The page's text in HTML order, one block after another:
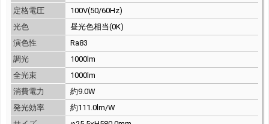
定格電圧
100V(50/60Hz)
光色
昼光色相当(0K)
演色性
Ra83
調光
1000lm
全光束
1000lm
消費電力
約9.0W
発光効率
約111.0lm/W